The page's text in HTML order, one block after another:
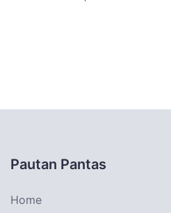
Pautan Pantas
Home